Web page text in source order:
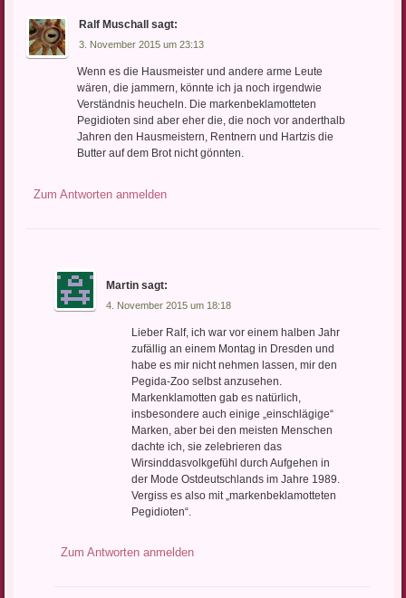
Ralf Muschall sagt:
3. November 2015 um 23:13
Wenn es die Hausmeister und andere arme Leute
wären, die jammern, könnte ich ja noch irgendwie
Verständnis heucheln. Die markenbeklamotteten
Pegidioten sind aber eher die, die noch vor anderthalb
Jahren den Hausmeistern, Rentnern und Hartzis die
Butter auf dem Brot nicht gönnten.
Zum Antworten anmelden
Martin sagt:
4. November 2015 um 18:18
Lieber Ralf, ich war vor einem halben Jahr
zufällig an einem Montag in Dresden und
habe es mir nicht nehmen lassen, mir den
Pegida-Zoo selbst anzusehen.
Markenklamotten gab es natürlich,
insbesondere auch einige „einschlägige“
Marken, aber bei den meisten Menschen
dachte ich, sie zelebrieren das
Wirsinddasvolkgefühl durch Aufgehen in
der Mode Ostdeutschlands im Jahre 1989.
Vergiss es also mit „markenbeklamotteten
Pegidioten“.
Zum Antworten anmelden